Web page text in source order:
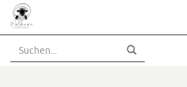
Skip
main
content